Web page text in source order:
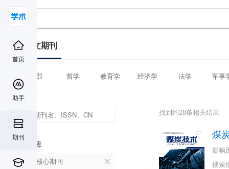
首页
助手
期刊
中文期刊
全部 哲学 教育学 经济学 法学 军事
数据库
北大核心期刊
找到约28条相关结果
煤
影响
搜索